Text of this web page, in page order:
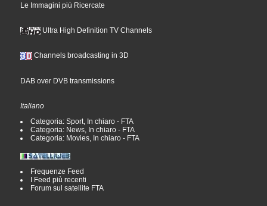
Le Immagini più Ricercate
Ultra High Definition TV Channels
Channels broadcasting in 3D
DAB over DVB transmissions
Italiano
Categoria: Sport, In chiaro - FTA
Categoria: News, In chiaro - FTA
Categoria: Movies, In chiaro - FTA
Frequenze Feed
I Feed più recenti
Forum sul satellite FTA